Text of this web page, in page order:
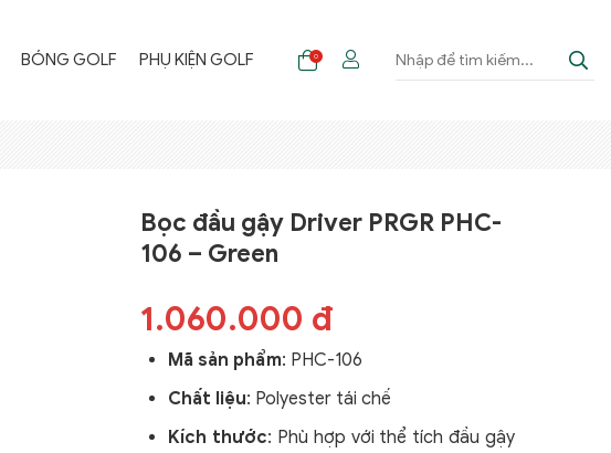
BÓNG GOLF PHỤ KIỆN GOLF 0
Bọc đầu gậy Driver PRGR PHC-
106 – Green
1.060.000 đ
Mã sản phẩm: PHC-106
Chất liệu: Polyester tái chế
Kích thước: Phù hợp với thể tích đầu gậy